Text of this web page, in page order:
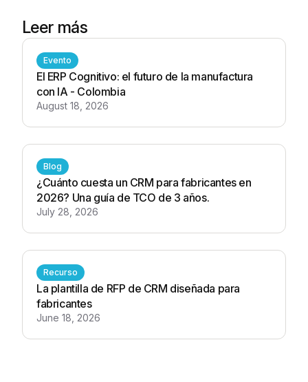
Leer más
Evento
El ERP Cognitivo: el futuro de la manufactura
con IA - Colombia
August 18, 2026
Blog
¿Cuánto cuesta un CRM para fabricantes en
2026? Una guía de TCO de 3 años.
July 28, 2026
Recurso
La plantilla de RFP de CRM diseñada para
fabricantes
June 18, 2026